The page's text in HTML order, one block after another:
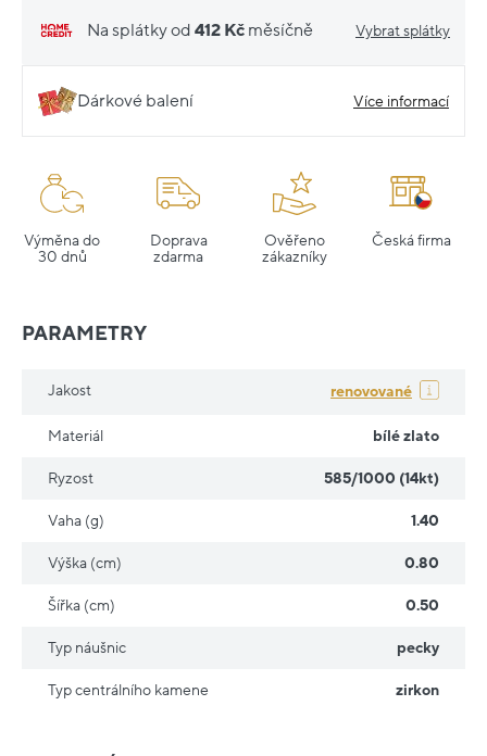
Na splátky od 412 Kč měsíčně Vybrat splátky
Dárkové balení Více informací
Výměna do
30 dnů
Doprava
zdarma
Ověřeno
zákazníky
Česká firma
PARAMETRY
Jakost renovované
Materiál bílé zlato
Ryzost 585/1000 (14kt)
Vaha (g) 1.40
Výška (cm) 0.80
Šířka (cm) 0.50
Typ náušnic pecky
Typ centrálního kamene zirkon